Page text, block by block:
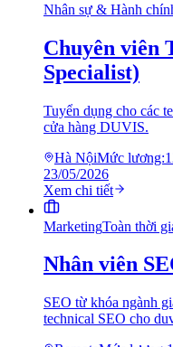
Nhân sự & Hành
Chuyên viên
Specialist)
Tuyển dụng cho các
cửa hàng DUVIS.
Hà NộiMức lương:
23/05/2026
Xem chi tiết
MarketingToàn thời
Nhân viên
SEO từ khóa ngành
technical SEO cho